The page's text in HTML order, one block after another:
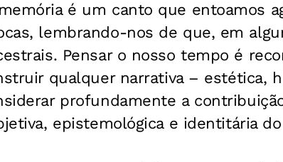
é um canto que entoamos
lembrando-nos de que, em
Pensar o nosso tempo é
qualquer narrativa – estética,
profundamente a
epistemológica e identitária